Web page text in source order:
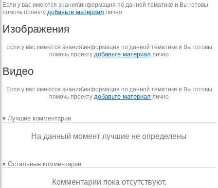
Если у вас имеются знания\информация по данной тематике и Вы готовы
помочь проекту добавьте материал лично
Изображения
Если у вас имеются знания\информация по данной тематике и Вы готовы
помочь проекту добавьте материал лично
Видео
Если у вас имеются знания\информация по данной тематике и Вы готовы
помочь проекту добавьте материал лично
▾ Лучшие комментарии
На данный момент лучшие не определены
▾ Остальные комментарии
Комментарии пока отсутствуют.